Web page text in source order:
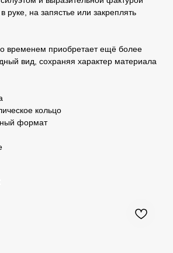
руке, на запястье или закреплять
временем приобретает ещё более
вид, сохраняя характер материала
кольцо
формат